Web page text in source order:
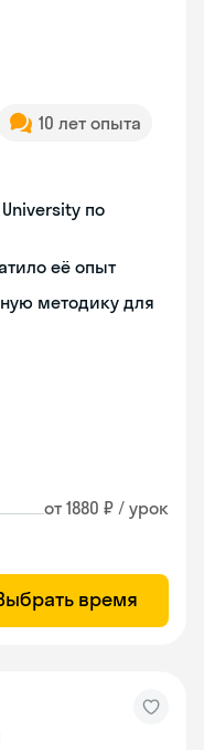
10 лет опыта
по
её опыт
методику для
от 1880 ₽ / урок
время